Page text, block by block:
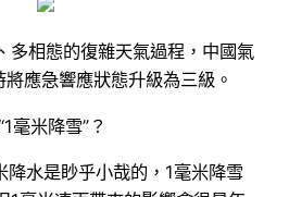
多相態的復雜天氣過程，中國氣
應急響應狀態升級為三級。
毫米降雪”？
降水是眇乎小哉的，1毫米降雪